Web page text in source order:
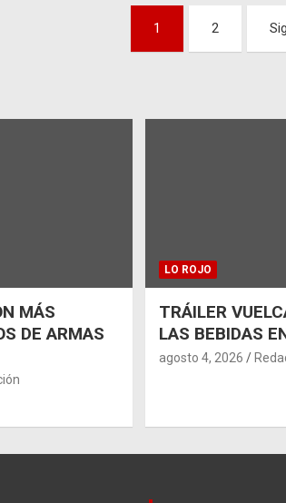
1 2
MÁS
DE ARMAS
LO ROJO
TRÁILER
LAS BEBIDAS
agosto 4, 2026